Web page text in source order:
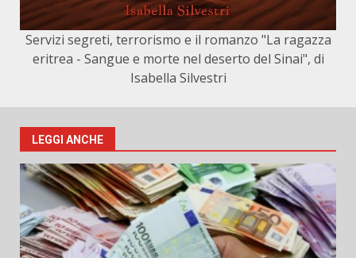
Servizi segreti, terrorismo e il romanzo "La ragazza
eritrea - Sangue e morte nel deserto del Sinai", di
Isabella Silvestri
LEGGI ANCHE